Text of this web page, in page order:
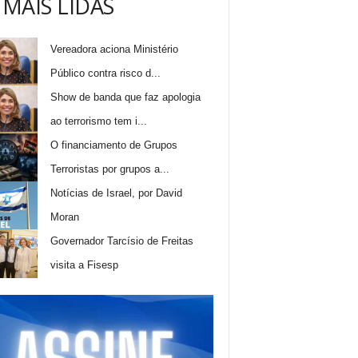
LIDAS
Vereadora aciona Ministério
Público contra risco d...
Show de banda que faz apologia
ao terrorismo tem i...
O financiamento de Grupos
Terroristas por grupos a...
Notícias de Israel, por David
Moran
Governador Tarcísio de Freitas
visita a Fisesp